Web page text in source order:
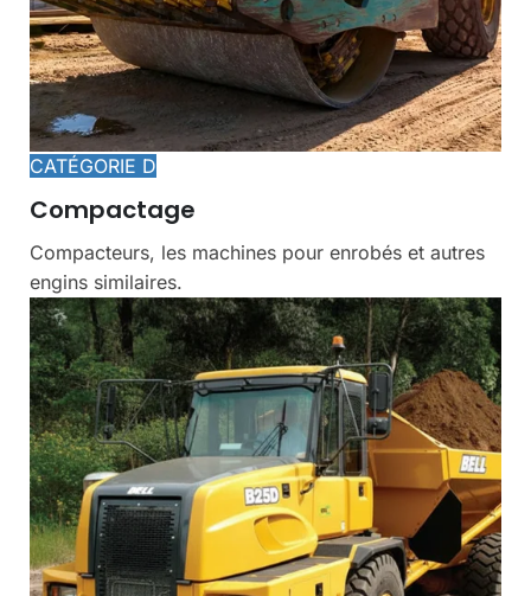
CATÉGORIE D
Compactage
Compacteurs, les machines pour enrobés et autres
engins similaires.